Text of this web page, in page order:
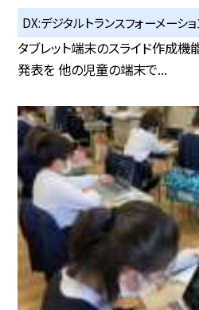
DX:デジタルトランスフォーメーシ
タブレット端末のスライド作成
発表を 他の児童の端末で...